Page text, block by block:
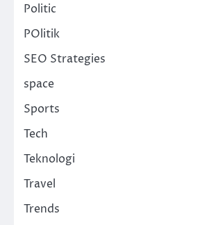
Politic
POlitik
SEO Strategies
space
Sports
Tech
Teknologi
Travel
Trends